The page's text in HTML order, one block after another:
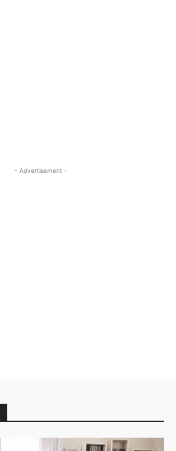
- Advertisement -